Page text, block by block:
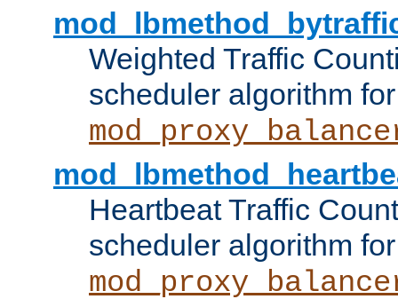
Weighted Traffic
scheduler algorithm for
Heartbeat Traffic
scheduler algorithm for